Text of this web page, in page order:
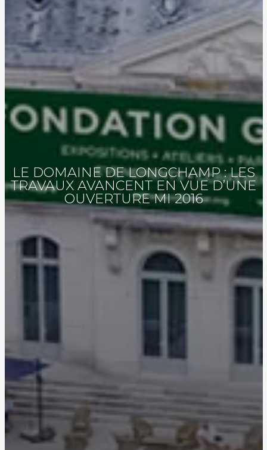
LE DOMAINE DE LONGCHAMP : LES
TRAVAUX AVANCENT EN VUE D’UNE
OUVERTURE MI 2016